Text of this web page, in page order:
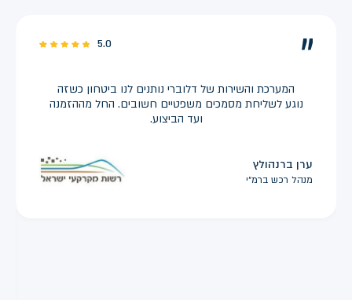
5.0
המערכת והשירות של דלוברי נותנים לנו ביטחון כשזה
נוגע לשליחת מסמכים משפטיים חשובים. החל מההזמנה
ועד הביצוע.
ערן ברנהולץ
מנהל רכש ברמ״י